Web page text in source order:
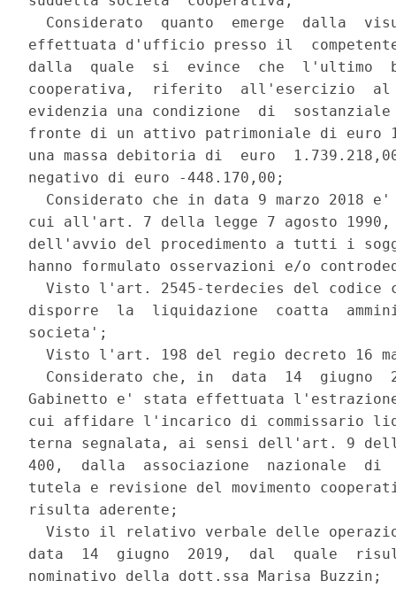
Considerato  quanto  emerge  dalla
effettuata d'ufficio presso il
dalla  quale  si  evince  che  l'ultimo
cooperativa,  riferito  all'esercizio  al
evidenzia una condizione  di
fronte di un attivo patrimoniale di euro
una massa debitoria di  euro
negativo di euro -448.170,00;
Considerato che in data 9 marzo 2018
cui all'art. 7 della legge 7 agosto 1990,
dell'avvio del procedimento a tutti i
hanno formulato osservazioni e/o
Visto l'art. 2545-terdecies del codice
disporre  la  liquidazione  coatta
societa';
Visto l'art. 198 del regio decreto 16
Considerato che, in  data  14  giugno
Gabinetto e' stata effettuata
cui affidare l'incarico di commissario
terna segnalata, ai sensi dell'art. 9
400,  dalla  associazione  nazionale  di
tutela e revisione del movimento
risulta aderente;
Visto il relativo verbale delle
data  14  giugno  2019,  dal  quale
nominativo della dott.ssa Marisa Buzzin;